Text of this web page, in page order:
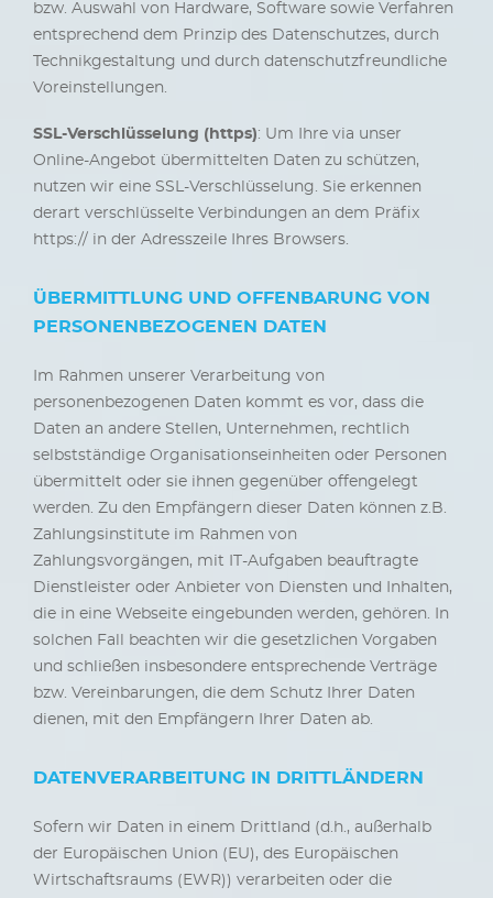
bzw. Auswahl von Hardware, Software sowie Verfahren
entsprechend dem Prinzip des Datenschutzes, durch
Technikgestaltung und durch datenschutzfreundliche
Voreinstellungen.
SSL-Verschlüsselung (https): Um Ihre via unser
Online-Angebot übermittelten Daten zu schützen,
nutzen wir eine SSL-Verschlüsselung. Sie erkennen
derart verschlüsselte Verbindungen an dem Präfix
https:// in der Adresszeile Ihres Browsers.
ÜBERMITTLUNG UND OFFENBARUNG VON
PERSONENBEZOGENEN DATEN
Im Rahmen unserer Verarbeitung von
personenbezogenen Daten kommt es vor, dass die
Daten an andere Stellen, Unternehmen, rechtlich
selbstständige Organisationseinheiten oder Personen
übermittelt oder sie ihnen gegenüber offengelegt
werden. Zu den Empfängern dieser Daten können z.B.
Zahlungsinstitute im Rahmen von
Zahlungsvorgängen, mit IT-Aufgaben beauftragte
Dienstleister oder Anbieter von Diensten und Inhalten,
die in eine Webseite eingebunden werden, gehören. In
solchen Fall beachten wir die gesetzlichen Vorgaben
und schließen insbesondere entsprechende Verträge
bzw. Vereinbarungen, die dem Schutz Ihrer Daten
dienen, mit den Empfängern Ihrer Daten ab.
DATENVERARBEITUNG IN DRITTLÄNDERN
Sofern wir Daten in einem Drittland (d.h., außerhalb
der Europäischen Union (EU), des Europäischen
Wirtschaftsraums (EWR)) verarbeiten oder die